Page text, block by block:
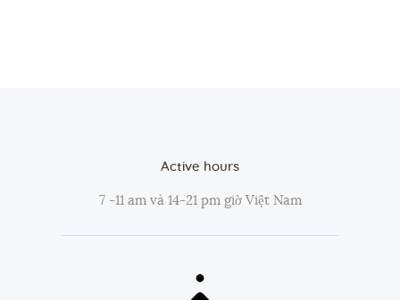
Active hours
7 -11 am và 14-21 pm giờ Việt Nam